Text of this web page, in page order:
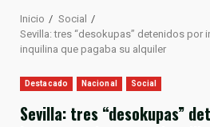
Inicio
Social
Sevilla: tres “desokupas” detenidos por
inquilina que pagaba su alquiler
Destacado Nacional Social
Sevilla: tres “desokupas”